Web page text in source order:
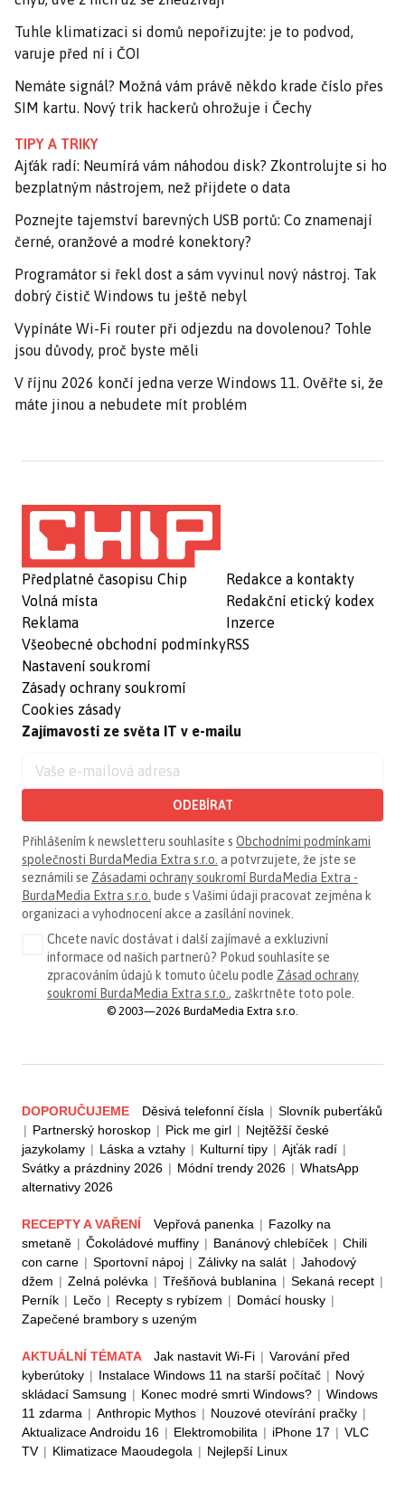
Tuhle klimatizaci si domů nepořizujte: je to podvod,
varuje před ní i ČOI
Nemáte signál? Možná vám právě někdo krade číslo přes
SIM kartu. Nový trik hackerů ohrožuje i Čechy
TIPY A TRIKY
Ajťák radí: Neumírá vám náhodou disk? Zkontrolujte si ho
bezplatným nástrojem, než přijdete o data
Poznejte tajemství barevných USB portů: Co znamenají
černé, oranžové a modré konektory?
Programátor si řekl dost a sám vyvinul nový nástroj. Tak
dobrý čistič Windows tu ještě nebyl
Vypínáte Wi-Fi router při odjezdu na dovolenou? Tohle
jsou důvody, proč byste měli
V říjnu 2026 končí jedna verze Windows 11. Ověřte si, že
máte jinou a nebudete mít problém
Předplatné časopisu Chip
Volná místa
Reklama
Všeobecné obchodní podmínky
Nastavení soukromí
Zásady ochrany soukromí
Cookies zásady
Redakce a kontakty
Redakční etický kodex
Inzerce
RSS
Zajímavosti ze světa IT v e-mailu
ODEBÍRAT
Přihlášením k newsletteru souhlasíte s Obchodními podmínkami
společnosti BurdaMedia Extra s.r.o. a potvrzujete, že jste se
seznámili se Zásadami ochrany soukromí BurdaMedia Extra -
BurdaMedia Extra s.r.o. bude s Vašimi údaji pracovat zejména k
organizaci a vyhodnocení akce a zasílání novinek.
Chcete navíc dostávat i další zajímavé a exkluzivní
informace od našich partnerů? Pokud souhlasíte se
zpracováním údajů k tomuto účelu podle Zásad ochrany
soukromí BurdaMedia Extra s.r.o., zaškrtněte toto pole.
© 2003—2026 BurdaMedia Extra s.r.o.
DOPORUČUJEME Děsivá telefonní čísla | Slovník puberťáků
| Partnerský horoskop | Pick me girl | Nejtěžší české
jazykolamy | Láska a vztahy | Kulturní tipy | Ajťák radí |
Svátky a prázdniny 2026 | Módní trendy 2026 | WhatsApp
alternativy 2026
RECEPTY A VAŘENÍ Vepřová panenka | Fazolky na
smetaně | Čokoládové muffiny | Banánový chlebíček | Chili
con carne | Sportovní nápoj | Zálivky na salát | Jahodový
džem | Zelná polévka | Třešňová bublanina | Sekaná recept |
Perník | Lečo | Recepty s rybízem | Domácí housky |
Zapečené brambory s uzeným
AKTUÁLNÍ TÉMATA Jak nastavit Wi-Fi | Varování před
kyberútoky | Instalace Windows 11 na starší počítač | Nový
skládací Samsung | Konec modré smrti Windows? | Windows
11 zdarma | Anthropic Mythos | Nouzové otevírání pračky |
Aktualizace Androidu 16 | Elektromobilita | iPhone 17 | VLC
TV | Klimatizace Maoudegola | Nejlepší Linux